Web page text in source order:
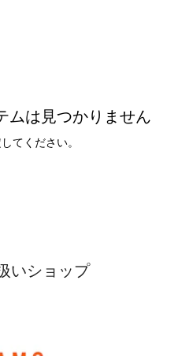
ムは見つかりません
てください。
いショップ